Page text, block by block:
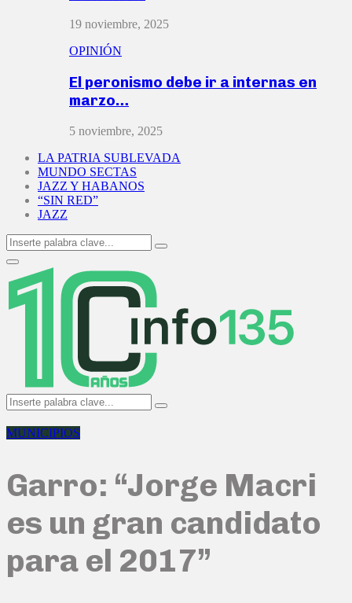
19 noviembre, 2025
OPINIÓN
El peronismo debe ir a internas en
marzo…
5 noviembre, 2025
LA PATRIA SUBLEVADA
MUNDO SECTAS
JAZZ Y HABANOS
“SIN RED”
JAZZ
Search
for:
Search
Primary
Menu
Search
for:
Search
MUNICIPIOS
Garro: “Jorge Macri
es un gran candidato
para el 2017”